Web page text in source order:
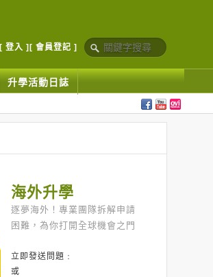
[ 登入 ] [ 會員登記 ]
升學活動日誌
海外升學
逐夢海外！專業團隊拆解申請
困難，為你打開全球機會之門
立即發送問題﹕
或